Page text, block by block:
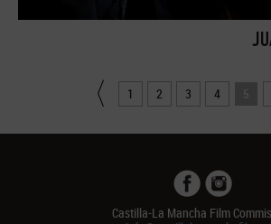
1 2 3 4 5
Castilla-La Mancha Film